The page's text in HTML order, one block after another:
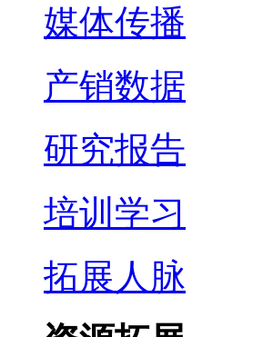
媒体传播
产销数据
研究报告
培训学习
拓展人脉